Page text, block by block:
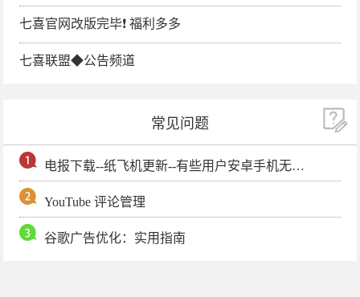
七喜官网改版完毕❗️ 福利多多
七喜联盟◆公告频道
常见问题
电报下载--纸飞机更新--有些用户安卓手机无法更新电报软件
YouTube 评论管理
谷歌广告优化：实用指南